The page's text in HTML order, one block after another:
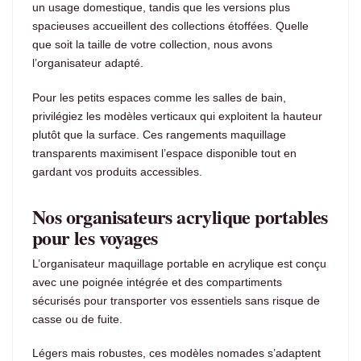
un usage domestique, tandis que les versions plus
spacieuses accueillent des collections étoffées. Quelle
que soit la taille de votre collection, nous avons
l’organisateur adapté.
Pour les petits espaces comme les salles de bain,
privilégiez les modèles verticaux qui exploitent la hauteur
plutôt que la surface. Ces rangements maquillage
transparents maximisent l’espace disponible tout en
gardant vos produits accessibles.
Nos organisateurs acrylique portables
pour les voyages
L’organisateur maquillage portable en acrylique est conçu
avec une poignée intégrée et des compartiments
sécurisés pour transporter vos essentiels sans risque de
casse ou de fuite.
Légers mais robustes, ces modèles nomades s’adaptent